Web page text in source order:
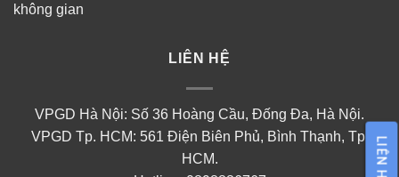
LIÊN HỆ
không gian
LIÊN HỆ
VPGD Hà Nội: Số 36 Hoàng Cầu, Đống Đa, Hà Nội.
VPGD Tp. HCM: 561 Điện Biên Phủ, Bình Thạnh, Tp.
HCM.